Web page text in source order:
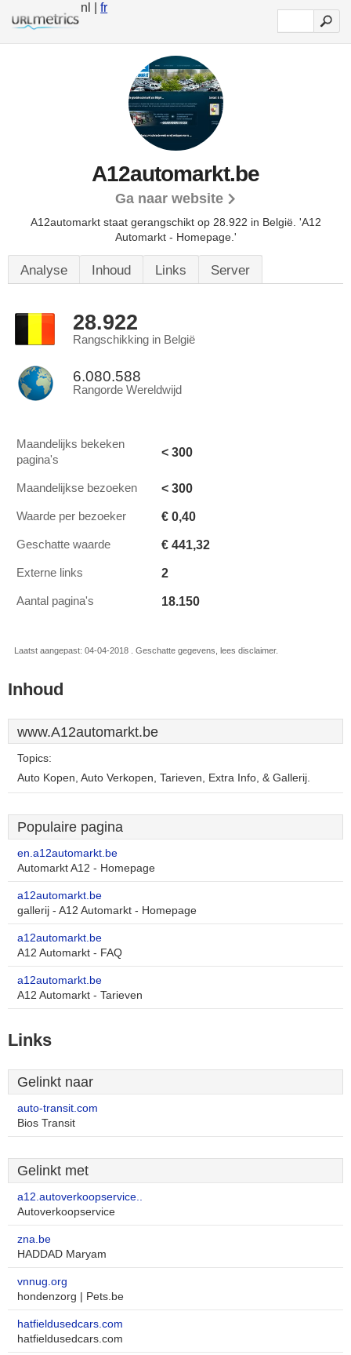
nl |fr
A12automarkt.be
Ga naar website
A12automarkt staat gerangschikt op 28.922 in België. 'A12
Automarkt - Homepage.'
Analyse Inhoud Links Server
28.922
Rangschikking in België
6.080.588
Rangorde Wereldwijd
Maandelijks bekeken
pagina's
< 300
Maandelijkse bezoeken < 300
Waarde per bezoeker € 0,40
Geschatte waarde € 441,32
Externe links 2
Aantal pagina's 18.150
Laatst aangepast: 04-04-2018 . Geschatte gegevens, lees disclaimer.
Inhoud
www.A12automarkt.be
Topics:
Auto Kopen, Auto Verkopen, Tarieven, Extra Info, & Gallerij.
Populaire pagina
en.a12automarkt.be
Automarkt A12 - Homepage
a12automarkt.be
gallerij - A12 Automarkt - Homepage
a12automarkt.be
A12 Automarkt - FAQ
a12automarkt.be
A12 Automarkt - Tarieven
Links
Gelinkt naar
auto-transit.com
Bios Transit
Gelinkt met
a12.autoverkoopservice..
Autoverkoopservice
zna.be
HADDAD Maryam
vnnug.org
hondenzorg | Pets.be
hatfieldusedcars.com
hatfieldusedcars.com